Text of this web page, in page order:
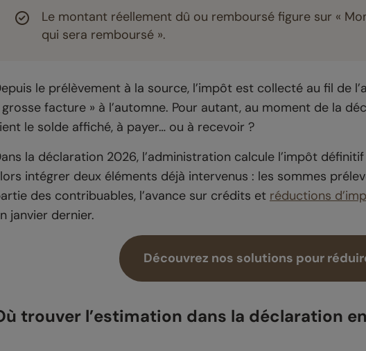
Le montant réellement dû ou remboursé figure sur «
qui sera remboursé ».
le prélèvement à la source, l’impôt est collecté au fil de
grosse facture » à l’automne. Pour autant, au moment de la
le solde affiché, à payer… ou à recevoir ?
la déclaration 2026, l’administration calcule l’impôt
intégrer deux éléments déjà intervenus : les sommes
des contribuables, l’avance sur crédits et réductions
janvier dernier.
Découvrez nos solutions pour
trouver l’estimation dans la déclaration